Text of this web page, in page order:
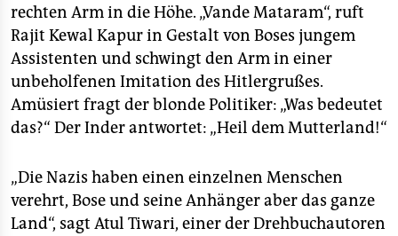
genossenschaft
epaper login
rechten Arm in die Höhe. „Vande Mataram“, ruft
Rajit Kewal Kapur in Gestalt von Boses jungem
Assistenten und schwingt den Arm in einer
unbeholfenen Imitation des Hitlergrußes.
Amüsiert fragt der blonde Politiker: „Was bedeutet
das?“ Der Inder antwortet: „Heil dem Mutterland!“
„Die Nazis haben einen einzelnen Menschen
verehrt, Bose und seine Anhänger aber das ganze
Land“, sagt Atul Tiwari, einer der Drehbuchautoren